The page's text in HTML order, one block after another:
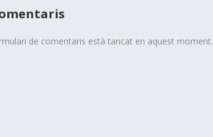
de comentaris està tancat en aquest moment.